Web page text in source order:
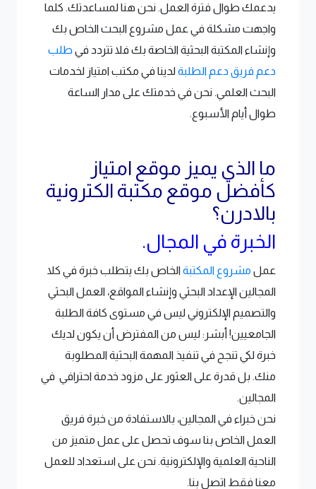
يدعمك طوال فترة العمل. نحن هنا لمساعدتك. كلما
واجهت مشكلة في عمل مشروع البحث الخاص بك
وإنشاء المكتبة البحثية الخاصة بك فلا تتردد في طلب
دعم فريق دعم الطلبة لدينا في مكتب امتياز لخدمات
البحث العلمي. نحن في خدمتك على مدار الساعة
طوال أيام الأسبوع.
ما الذي يميز موقع امتياز
كأفضل موقع مكتبة الكترونية
بالادرن؟
الخبرة في المجال.
عمل مشروع المكتبة الخاص بك يتطلب خبرة في كلا
المجالين الإعداد البحثي وإنشاء المواقع، العمل البحثي
والتصميم الإلكتروني ليس في مستوى كافة الطلبة
الجامعيين! أبشر: ليس من المفترض أن يكون لديك
خبرة لكي تنجح في تنفيذ المهمة البحثية المطلوبة
منك. بل قدرة على العثور على مزود خدمة احترافي في
المجالين.
نحن خبراء في المجالين، بالاستفادة من خبرة فريق
العمل الخاص بنا سوف تحصل على عمل متميز من
الناحية العلمية والإلكترونية. نحن على استعداد للعمل
معنا فقط اتصل بنا.